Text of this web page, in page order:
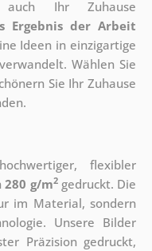
auch Ihr Zuhause
Ergebnis der Arbeit
Ideen in einzigartige
Wählen Sie
Sie Ihr Zuhause
flexibler
280 g/m2gedruckt. Die
im Material, sondern
Unsere Bilder
Präzision gedruckt,